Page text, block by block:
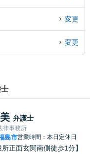
変更
変更
弁護士
律事務所
島市営業時間：本日定休日
所正面玄関南側徒歩1分】